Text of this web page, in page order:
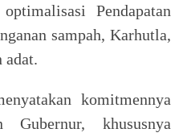
Pendapatan
sampah, Karhutla,
adat.
komitmennya
Gubernur, khususnya